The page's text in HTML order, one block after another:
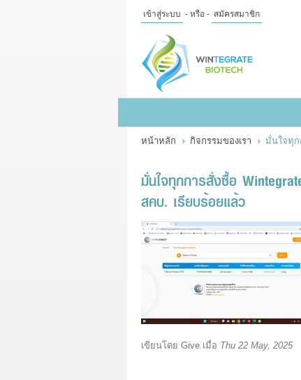
ไทย | English
ข้อมูล
เข้าสู่ระบบ - หรือ - สมัครสมาชิก
หน้าหลัก กิจกรรมของเรา มั่นใจทุก
มั่นใจทุกการสั่งซื้อ
สคบ. เรียบร้อยแล้ว
เขียนโดย Give เมื่อ Thu 22 May, 2025